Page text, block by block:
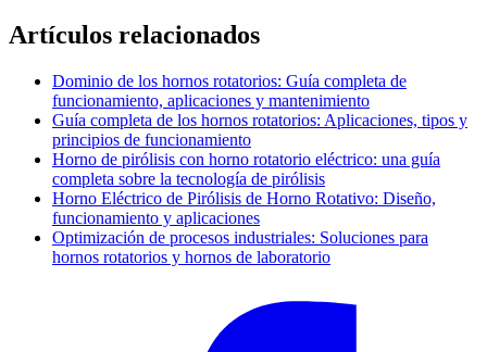
Artículos relacionados
Dominio de los hornos rotatorios: Guía completa de
funcionamiento, aplicaciones y mantenimiento
Guía completa de los hornos rotatorios: Aplicaciones, tipos y
principios de funcionamiento
Horno de pirólisis con horno rotatorio eléctrico: una guía
completa sobre la tecnología de pirólisis
Horno Eléctrico de Pirólisis de Horno Rotativo: Diseño,
funcionamiento y aplicaciones
Optimización de procesos industriales: Soluciones para
hornos rotatorios y hornos de laboratorio